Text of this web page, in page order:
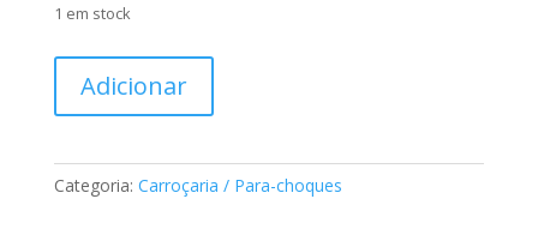
1 em stock
Suporte
para
Adicionar
Categoria: Carroçaria / Para-choques